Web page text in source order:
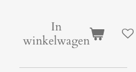
In
winkelwagen